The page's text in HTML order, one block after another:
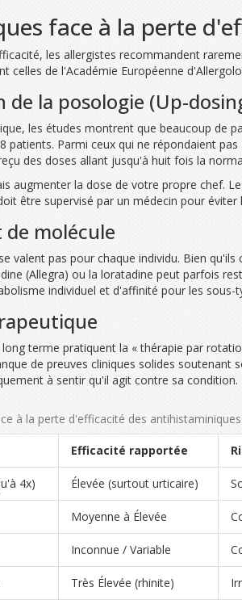
face à la perte
les allergistes recommandent
celles de l'Académie Européenne
la posologie (Up-
les études montrent que beaucoup de
patients. Parmi ceux qui ne répondaient
des doses allant jusqu'à huit fois la
augmenter la dose de votre propre chef.
être supervisé par un médecin pour
molécule
valent pas pour chaque individu. Bien
(Allegra) ou la loratadine peut parfois
individuel et d'affinité pour les sous-
terme pratiquent la « thérapie par
de preuves cliniques solides
à sentir qu'il agit contre sa condition.
à la perte d'efficacité des antihistaminiques
Efficacité rapportée
4x) Élevée (surtout urticaire)
Moyenne à Élevée
Inconnue / Variable
Très Élevée (rhinite)